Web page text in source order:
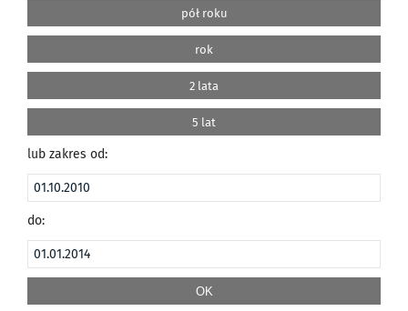
pół roku
rok
2 lata
5 lat
lub zakres od:
do: